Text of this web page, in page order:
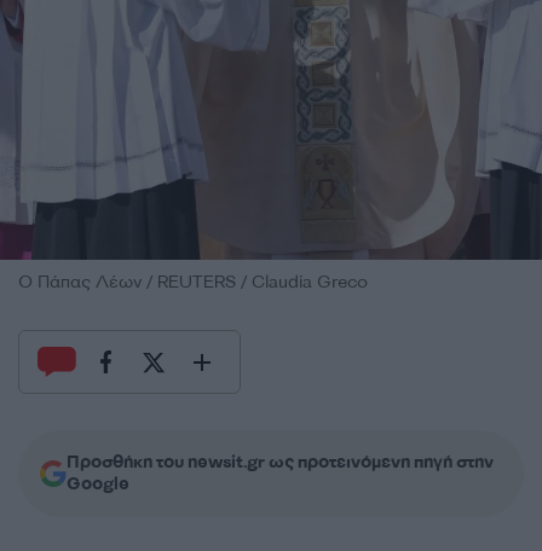
Ο Πάπας Λέων / REUTERS / Claudia Greco
Προσθήκη του newsit.gr ως προτεινόμενη πηγή στην
Google